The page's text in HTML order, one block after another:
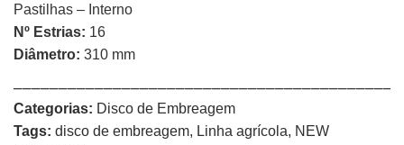
Pastilhas – Interno
Nº Estrias: 16
Diâmetro: 310 mm
Categorias: Disco de Embreagem
Tags: disco de embreagem, Linha agrícola, NEW